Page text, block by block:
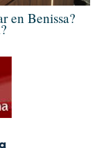
en Benissa?